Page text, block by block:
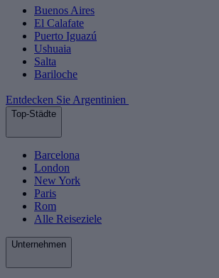
Buenos Aires
El Calafate
Puerto Iguazú
Ushuaia
Salta
Bariloche
Entdecken Sie Argentinien
Top-Städte
Barcelona
London
New York
Paris
Rom
Alle Reiseziele
Unternehmen